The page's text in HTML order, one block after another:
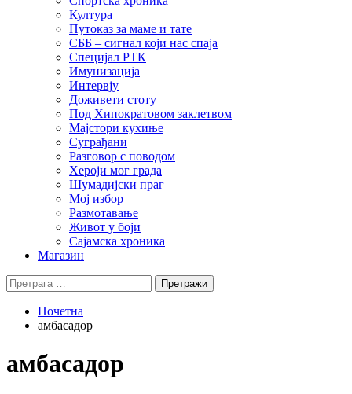
Култура
Путоказ за маме и тате
СББ – сигнал који нас спаја
Специјал РТК
Имунизација
Интервју
Доживети стоту
Под Хипократовом заклетвом
Мајстори кухиње
Суграђани
Разговор с поводом
Хероји мог града
Шумадијски праг
Мој избор
Размотавање
Живот у боји
Сајамска хроника
Магазин
Претрага
за:
Почетна
амбасадор
амбасадор